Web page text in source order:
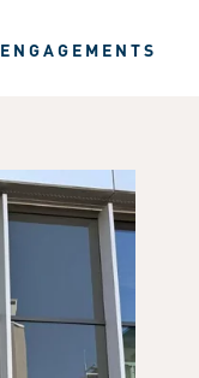
ENGAGEMENTS